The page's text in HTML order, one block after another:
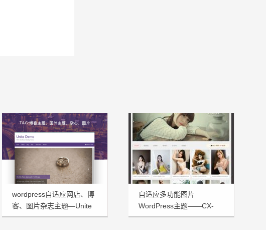
wordpress自适应网店、博
客、图片杂志主题—Unite
Demo
自适应多功能图片
WordPress主题——CX-
UDY免费发布